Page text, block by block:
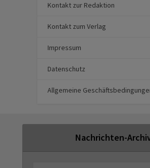
Kontakt zur Redaktion
Kontakt zum Verlag
Impressum
Datenschutz
Allgemeine
Nachrichten-